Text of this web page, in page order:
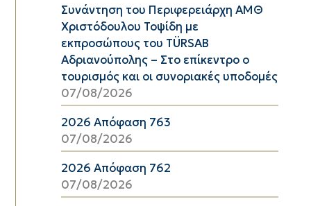
Συνάντηση του Περιφερειάρχη ΑΜΘ
Χριστόδουλου Τοψίδη με
εκπροσώπους του TÜRSAB
Αδριανούπολης – Στο επίκεντρο ο
τουρισμός και οι συνοριακές υποδομές
07/08/2026
2026 Απόφαση 763
07/08/2026
2026 Απόφαση 762
07/08/2026